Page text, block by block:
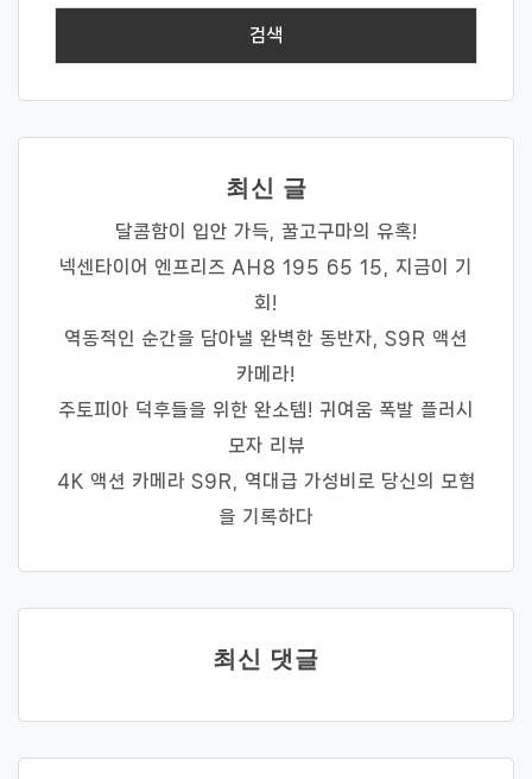
최신 글
달콤함이 입안 가득, 꿀고구마의 유혹!
넥센타이어 엔프리즈 AH8 195 65 15, 지금이 기
회!
역동적인 순간을 담아낼 완벽한 동반자, S9R 액션
카메라!
주토피아 덕후들을 위한 완소템! 귀여움 폭발 플러시
모자 리뷰
4K 액션 카메라 S9R, 역대급 가성비로 당신의 모험
을 기록하다
최신 댓글